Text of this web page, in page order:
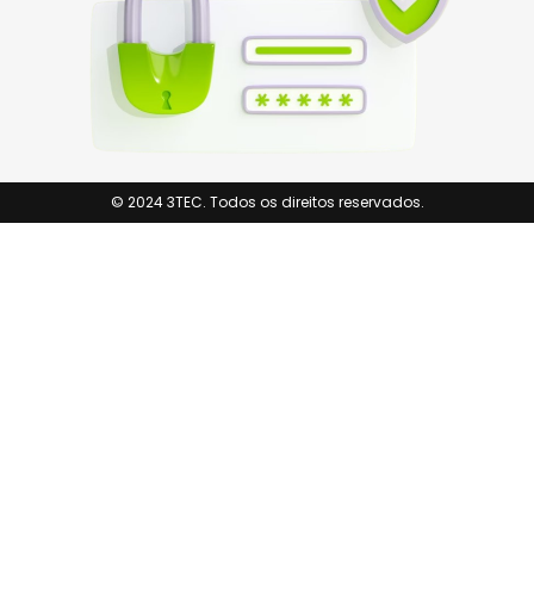
© 2024 3TEC. Todos os direitos reservados.